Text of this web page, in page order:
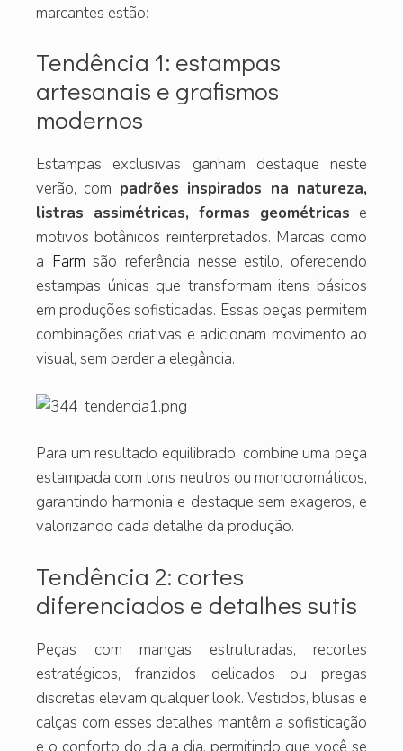
marcantes estão:
Tendência 1: estampas
artesanais e grafismos
modernos
Estampas exclusivas ganham destaque neste
verão, com padrões inspirados na natureza,
listras assimétricas, formas geométricas e
motivos botânicos reinterpretados. Marcas como
a Farm são referência nesse estilo, oferecendo
estampas únicas que transformam itens básicos
em produções sofisticadas. Essas peças permitem
combinações criativas e adicionam movimento ao
visual, sem perder a elegância.
Para um resultado equilibrado, combine uma peça
estampada com tons neutros ou monocromáticos,
garantindo harmonia e destaque sem exageros, e
valorizando cada detalhe da produção.
Tendência 2: cortes
diferenciados e detalhes sutis
Peças com mangas estruturadas, recortes
estratégicos, franzidos delicados ou pregas
discretas elevam qualquer look. Vestidos, blusas e
calças com esses detalhes mantêm a sofisticação
e o conforto do dia a dia, permitindo que você se